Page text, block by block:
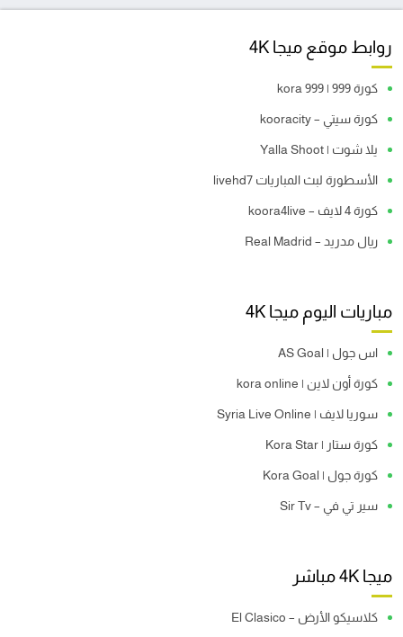
روابط موقع ميجا 4K
كورة 999 | kora 999
كورة سيتي – kooracity
يلا شوت | Yalla Shoot
الأسطورة لبث المباريات livehd7
كورة 4 لايف – koora4live
ريال مدريد – Real Madrid
مباريات اليوم ميجا 4K
اس جول | AS Goal
كورة أون لاين | kora online
سوريا لايف | Syria Live Online
كورة ستار | Kora Star
كورة جول | Kora Goal
سير تي في – Sir Tv
ميجا 4K مباشر
كلاسيكو الأرض – El Clasico